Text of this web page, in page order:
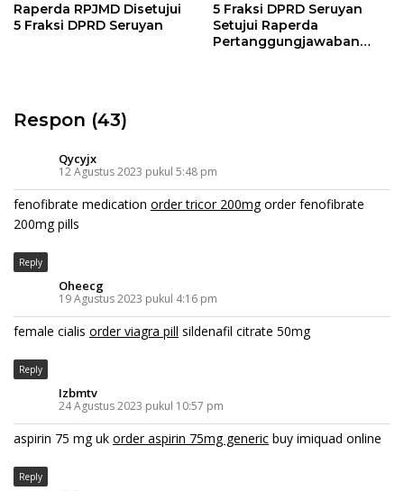
Raperda RPJMD Disetujui
5 Fraksi DPRD Seruyan
5 Fraksi DPRD Seruyan
Setujui Raperda
Pertanggungjawaban
Respon (43)
Qycyjx
12 Agustus 2023 pukul 5:48 pm
fenofibrate medication order tricor 200mgorder fenofibrate
200mg pills
Reply
Oheecg
19 Agustus 2023 pukul 4:16 pm
female cialis order viagra pill sildenafil citrate 50mg
Reply
Izbmtv
24 Agustus 2023 pukul 10:57 pm
aspirin 75 mg uk order aspirin 75mg generic buy imiquad online
Reply